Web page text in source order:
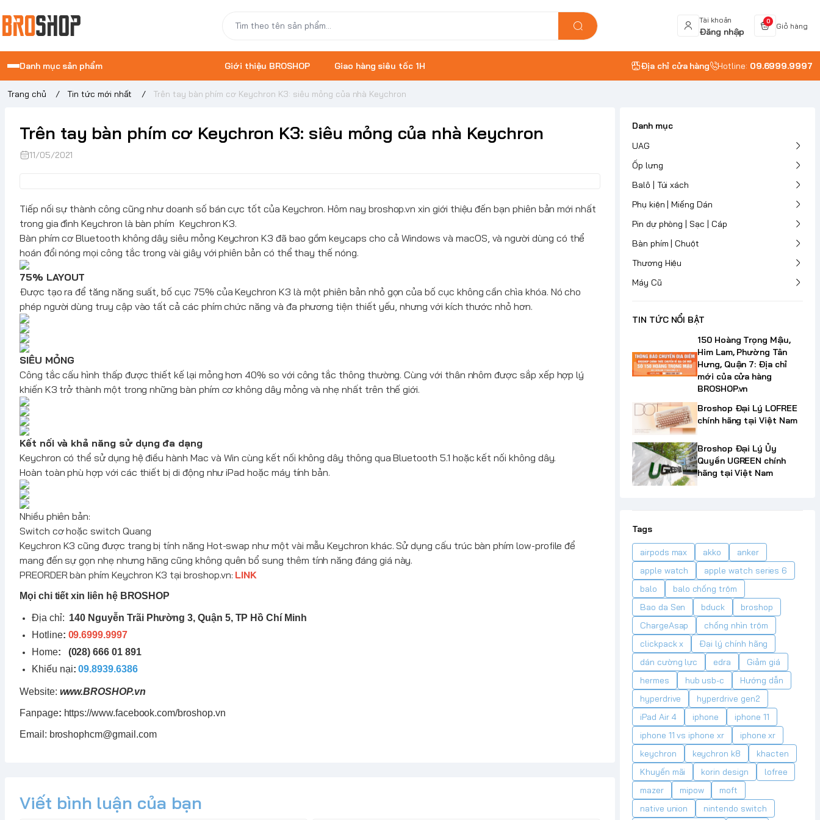
Tài khoản
Đăng nhập
0
Giỏ hàng
Danh mục sản phẩm Giới thiệu BROSHOP Giao hàng siêu tốc 1H Địa chỉ cửa hàng Hotline: 09.6999.9997
Trang chủ / Tin tức mới nhất / Trên tay bàn phím cơ Keychron K3: siêu mỏng của nhà Keychron
Trên tay bàn phím cơ Keychron K3: siêu mỏng của nhà Keychron
11/05/2021
Tiếp nối sự thành công cũng như doanh số bán cực tốt của Keychron. Hôm nay broshop.vn xin giới thiệu đến bạn phiên bản mới nhất
trong gia đìnhKeychron là bàn phím KeychronK3.
Bàn phím cơ Bluetooth không dây siêu mỏng KeychronK3 đã bao gồm keycaps cho cả Windows và macOS, và người dùng có thể
hoán đổi nóng mọi công tắc trong vài giây với phiên bản có thể thay thế nóng.
75% LAYOUT
Được tạo ra để tăng năng suất, bố cục 75% củaKeychron K3 là một phiên bản nhỏ gọn của bố cục không cần chìa khóa. Nó cho
phép người dùng truy cập vào tất cả các phím chức năng và đa phương tiện thiết yếu, nhưng với kích thước nhỏ hơn.
SIÊU MỎNG
Công tắc cấu hình thấp được thiết kế lại mỏng hơn 40% so với công tắc thông thường. Cùng với thân nhôm được sắp xếp hợp lý
khiến K3 trở thành một trong những bàn phím cơ không dây mỏng và nhẹ nhất trên thế giới.
Kết nối và khả năng sử dụng đa dạng
Keychron có thể sử dụng hệ điều hành Mac và Win cùng kết nối không dây thông qua Bluetooth 5.1 hoặc kết nối không dây.
Hoàn toàn phù hợp với các thiết bị di động như iPad hoặc máy tính bản.
Nhiều phiên bản:
Switch cơ hoặc switch Quang
Keychron K3 cũng được trang bị tính năng Hot-swap như một vài mẫu Keychron khác. Sử dụng cấu trúc bàn phím low-profile để
mang đến sự gọn nhẹ nhưng hãng cũng không quên bổ sung thêm tính năng đáng giá này.
PREORDER bàn phím Keychron K3 tạibroshop.vn: LINK
Mọi chi tiết xin liên hệ BROSHOP
Địa chỉ: 140 Nguyễn Trãi Phường 3, Quận 5, TP Hồ Chí Minh
Hotline: 09.6999.9997
Home:
(028) 666 01 891
Khiếu nại: 09.8939.6386
Website: www.BROSHOP.vn
Fanpage: https://www.facebook.com/broshop.vn
Email: broshophcm@gmail.com
Viết bình luận của bạn
Danh mục
UAG
Ốp lưng
Balô | Túi xách
Phụ kiện | Miếng Dán
Pin dự phòng | Sạc | Cáp
Bàn phím | Chuột
Thương Hiệu
Máy Cũ
TIN TỨC NỔI BẬT
150 Hoàng Trọng Mậu,
Him Lam, Phường Tân
Hưng, Quận 7: Địa chỉ
mới của cửa hàng
BROSHOP.vn
Broshop Đại Lý LOFREE
chính hãng tại Việt Nam
Broshop Đại Lý Ủy
Quyền UGREEN chính
hãng tại Việt Nam
Tags
airpods max akko
anker
apple watch
apple watch series 6
balo
balo chống trộm
Bao da Sen
bduck
broshop
ChargeAsap
chống nhìn trộm
clickpack x
Đại lý chính hãng
dán cường lực
edra
Giảm giá
hermes
hub usb-c
Hướng dẫn
hyperdrive
hyperdrive gen2
iPad Air 4
iphone
iphone 11
iphone 11 vs iphone xr
iphone xr
keychron
keychron k8
khacten
Khuyến mãi
korin design
lofree
mazer
mipow
moft
native union
nintendo switch